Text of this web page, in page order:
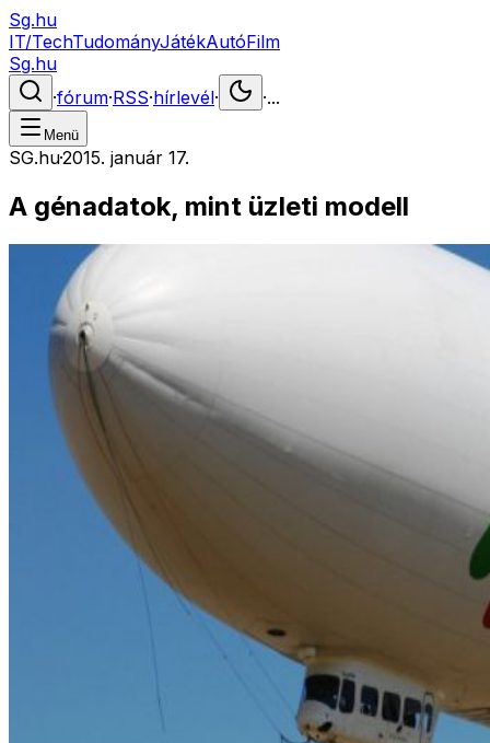
Sg.hu
IT/TechTudományJátékAutóFilm
Sg.hu
·fórum·RSS·hírlevél· ·...
Menü
SG.hu·2015. január 17.
A génadatok, mint üzleti modell